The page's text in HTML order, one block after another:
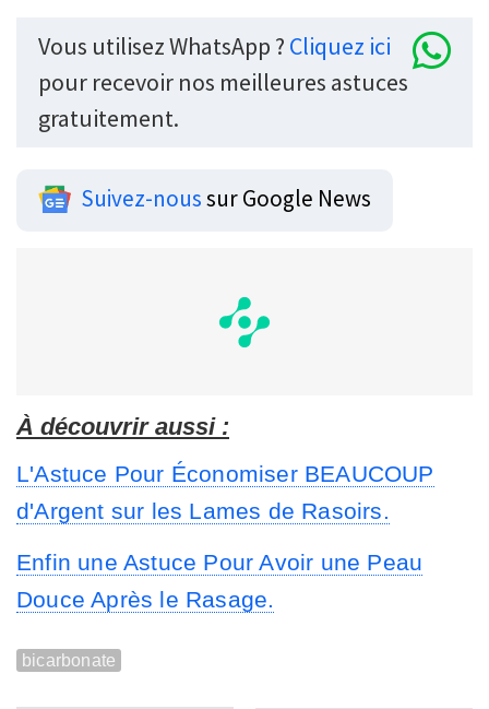
Vous utilisez WhatsApp ? Cliquez ici
pour recevoir nos meilleures astuces
gratuitement.
Suivez-noussur Google News
À découvrir aussi :
L'Astuce Pour Économiser BEAUCOUP
d'Argent sur les Lames de Rasoirs.
Enfin une Astuce Pour Avoir une Peau
Douce Après le Rasage.
bicarbonate